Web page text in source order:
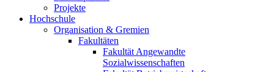
Projekte
Hochschule
Organisation & Gremien
Fakultäten
Fakultät Angewandte
Sozialwissenschaften